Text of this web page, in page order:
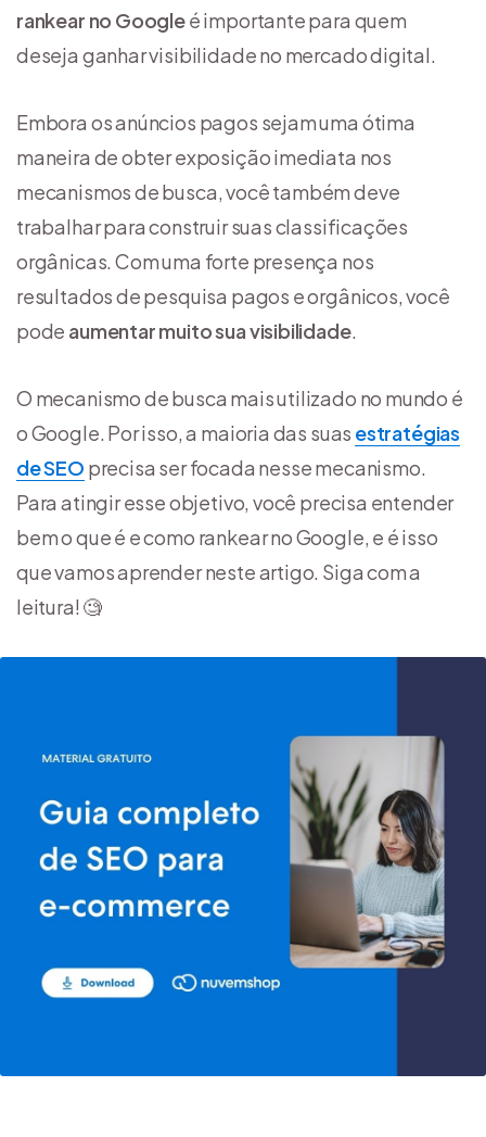
rankear no Googleé importante para quem
deseja ganhar visibilidade no mercado digital.
Embora os anúncios pagos sejam uma ótima
maneira de obter exposição imediata nos
mecanismos de busca, você também deve
trabalhar para construir suas classificações
orgânicas. Com uma forte presença nos
resultados de pesquisa pagos e orgânicos, você
pode aumentar muito sua visibilidade.
O mecanismo de busca mais utilizado no mundo é
o Google. Por isso, a maioria das suas estratégias
de SEO precisa ser focada nesse mecanismo.
Para atingir esse objetivo, você precisa entender
bem o que é e como rankear no Google, e é isso
que vamos aprender neste artigo. Siga com a
leitura! 🧐